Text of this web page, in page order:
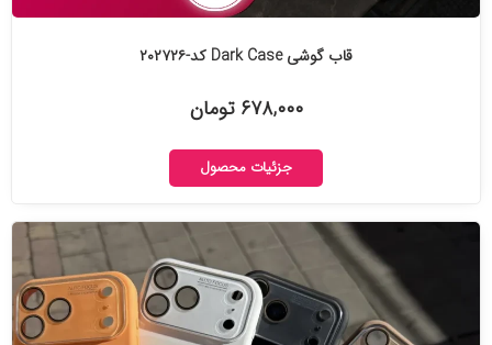
قاب گوشی Dark Case کد-۲۰۲۷۲۶
۶۷۸,۰۰۰ تومان
جزئیات محصول